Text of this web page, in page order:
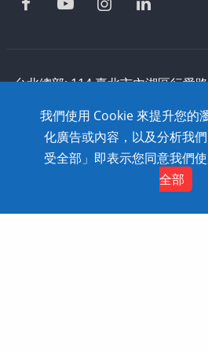
台北總部: 114 臺北市內湖區行愛
0800-868-358
Copyright © 2020
Co.,Ltd. All Rights Reserved.
我們使用 Cookie 來提升您的
化廣告或內容，以及分析我
受全部」即表示您同意我們使
全部